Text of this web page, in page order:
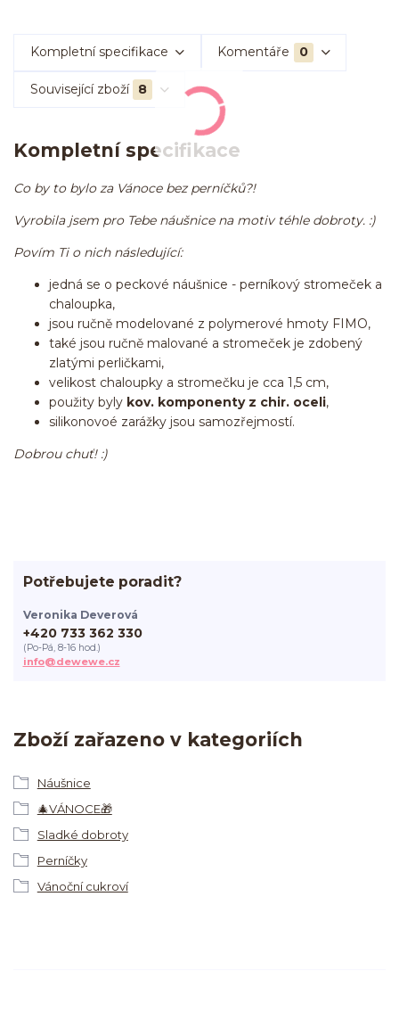
Kompletní specifikace Komentáře 0
Související zboží 8
Kompletní specifikace
Co by to bylo za Vánoce bez perníčků?!
Vyrobila jsem pro Tebe náušnice na motiv téhle dobroty. :)
Povím Ti o nich následující:
jedná se o peckové náušnice - perníkový stromeček a
chaloupka,
jsou ručně modelované z polymerové hmoty FIMO,
také jsou ručně malované a stromeček je zdobený
zlatými perličkami,
velikost chaloupky a stromečku je cca 1,5 cm,
použity byly kov. komponenty z chir. oceli,
silikonovoé zarážky jsou samozřejmostí.
Dobrou chuť! :)
Zboží zařazeno v kategoriích
Náušnice
🎄VÁNOCE🎁
Sladké dobroty
Perníčky
Vánoční cukroví
Potřebujete poradit?
Veronika Deverová
+420 733 362 330
(Po-Pá, 8-16 hod.)
info@dewewe.cz